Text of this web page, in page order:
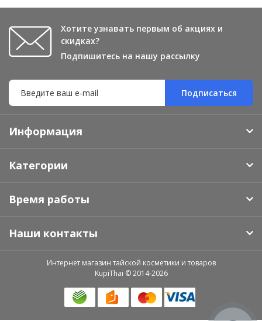
Хотите узнавать первым об акциях и
скидках?
Подпишитесь на нашу рассылку
Подписаться
Информация
Категории
Время работы
Наши контакты
Интернет магазин тайской косметики и товаров
KupiThai © 2014-2026